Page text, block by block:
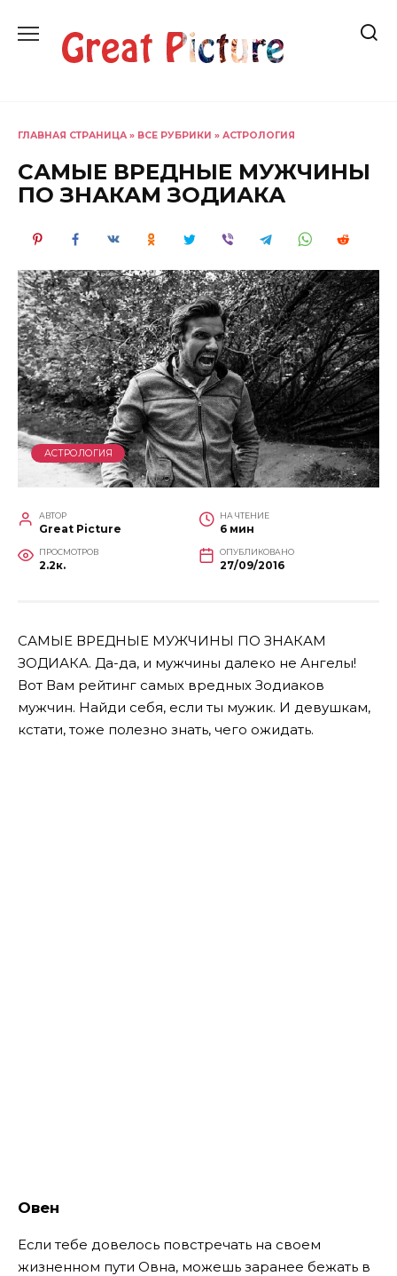
содержанию
ГЛАВНАЯ СТРАНИЦА » ВСЕ РУБРИКИ » АСТРОЛОГИЯ
САМЫЕ ВРЕДНЫЕ МУЖЧИНЫ
ПО ЗНАКАМ ЗОДИАКА
АСТРОЛОГИЯ
АВТОР
Great Picture
НА ЧТЕНИЕ
6 мин
ПРОСМОТРОВ
2.2к.
ОПУБЛИКОВАНО
27/09/2016
САМЫЕ ВРЕДНЫЕ МУЖЧИНЫ ПО ЗНАКАМ
ЗОДИАКА. Да-да, и мужчины далеко не Ангелы!
Вот Вам рейтинг самых вредных Зодиаков
мужчин. Найди себя, если ты мужик. И девушкам,
кстати, тоже полезно знать, чего ожидать.
Овен
Если тебе довелось повстречать на своем
жизненном пути Овна, можешь заранее бежать в